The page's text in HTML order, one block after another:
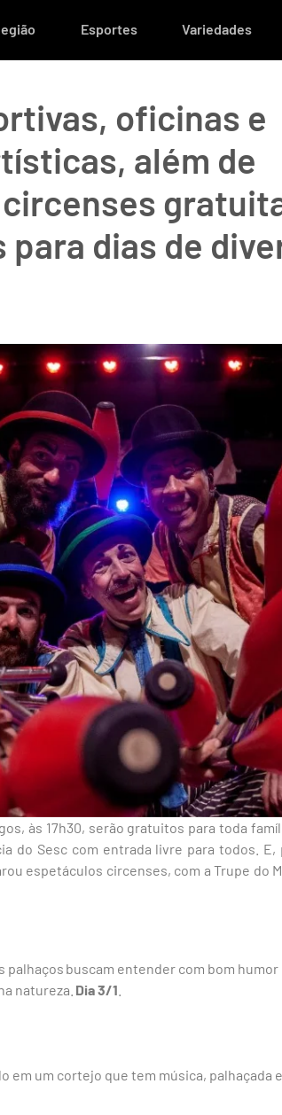
Esportes Variedades
oficinas e
além de
dias de
às 17h30, serão gratuitos para toda
do Sesc com entrada livre para todos. E,
espetáculos circenses, com a Trupe do
buscam entender com bom
natureza. Dia 3/1
em um cortejo que tem música, palhaçada